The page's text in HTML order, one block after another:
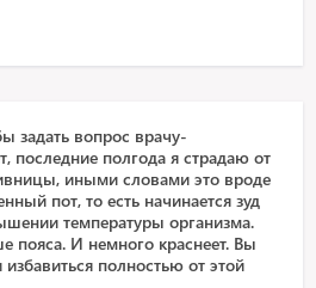
задать вопрос врачу-
последние полгода я страдаю от
иными словами это вроде
пот, то есть начинается зуд
температуры организма.
пояса. И немного краснеет. Вы
полностью от этой